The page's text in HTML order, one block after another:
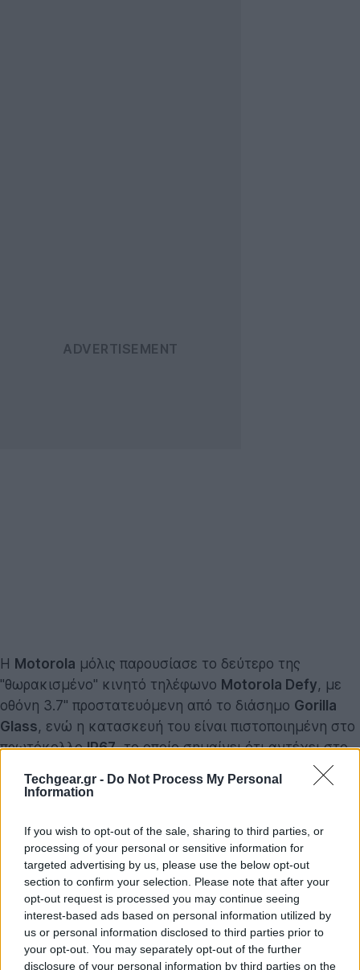
Techgear.gr - Do Not Process My Personal
Information
If you wish to opt-out of the sale, sharing to third parties, or
processing of your personal or sensitive information for
targeted advertising by us, please use the below opt-out
section to confirm your selection. Please note that after your
opt-out request is processed you may continue seeing
interest-based ads based on personal information utilized by
us or personal information disclosed to third parties prior to
your opt-out. You may separately opt-out of the further
disclosure of your personal information by third parties on the
Η Motorola μόλις παρουσίασε το δεύτερο της
"θωρακισμένο" κινητό τηλέφωνο Motorola Defy, με
οθόνη 3.7'' προστατευόμενη από το διάσημο Gorilla
Glass, ενώ η κατασκευή του είναι πιστοποιημένη στο
πρωτόκολλοIP67, το οποίο σημαίνει ότι αντέχει στο
νερό σε βάθος 1 μέτρο για περίπου μισή ώρα! Στα
χαρακτηριστικά του περιλαμβάνονται: